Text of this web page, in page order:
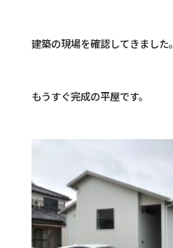
建築の現場を確認してきました。
もうすぐ完成の平屋です。